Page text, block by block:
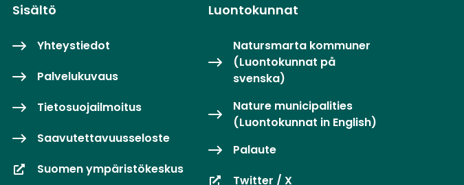
Sisältö
Yhteystiedot
Palvelukuvaus
Tietosuojailmoitus
Saavutettavuusseloste
Suomen ympäristökeskus
Luontokunnat
Natursmarta kommuner
(Luontokunnat på
svenska)
Nature municipalities
(Luontokunnat in English)
Palaute
Twitter / X